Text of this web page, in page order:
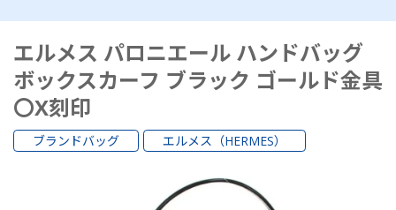
エルメス パロニエール ハンドバッグ
ボックスカーフ ブラック ゴールド金具
〇X刻印
ブランドバッグ エルメス（HERMES）